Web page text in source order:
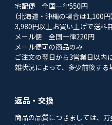
宅配便 全国一律550円
（北海道・沖縄の場合は1,100円
3,980円以上お買い上げで送料
メール便 全国一律220円
メール便可の商品のみ
ご注文の翌日から3営業日以内
雑状況によって、多少前後する
返品・交換
商品の品質につきましては、